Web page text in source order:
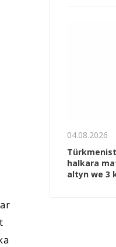
04.08.2026
halkara
altyn we 3